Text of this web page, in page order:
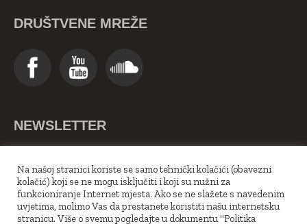
DRUŠTVENE MREŽE
NEWSLETTER
Na našoj stranici koriste se samo tehnički kolačići (obavezni
kolačić) koji se ne mogu isključiti i koji su nužni za
funkcioniranje Internet mjesta. Ako se ne slažete s navedenim
uvjetima, molimo Vas da prestanete koristiti našu internetsku
stranicu. Više o svemu pogledajte u dokumentu "Politika